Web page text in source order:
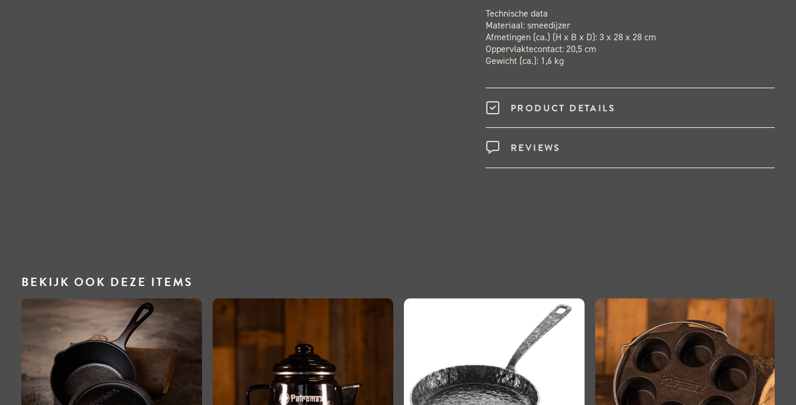
Technische data
Materiaal: smeedijzer
Afmetingen (ca.) (H x B x D): 3 x 28 x 28 cm
Oppervlaktecontact: 20,5 cm
Gewicht (ca.): 1,6 kg
PRODUCT DETAILS
REVIEWS
BEKIJK OOK DEZE ITEMS